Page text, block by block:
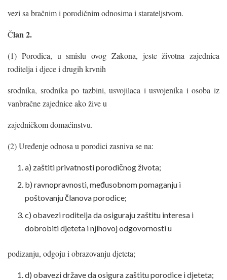
vezi sa bračnim i porodičnim odnosima i starateljstvom.
Član 2.
(1) Porodica, u smislu ovog Zakona, jeste životna zajednica
roditelja i djece i drugih krvnih
srodnika, srodnika po tazbini, usvojilaca i usvojenika i osoba iz
vanbračne zajednice ako žive u
zajedničkom domaćinstvu.
(2) Uređenje odnosa u porodici zasniva se na:
a) zaštiti privatnosti porodičnog života;
b) ravnopravnosti, međusobnom pomaganju i
poštovanju članova porodice;
c) obavezi roditelja da osiguraju zaštitu interesa i
dobrobiti djeteta i njihovoj odgovornosti u
podizanju, odgoju i obrazovanju djeteta;
d) obavezi države da osigura zaštitu porodice i djeteta;